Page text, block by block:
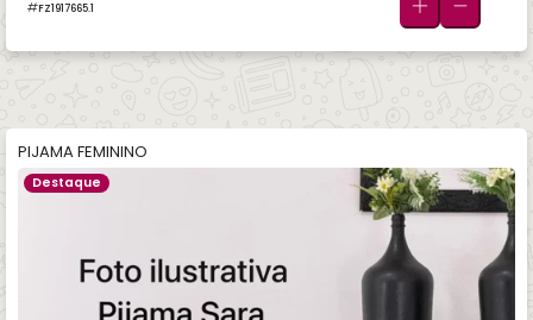
FZ1917665.1
PIJAMA FEMININO
Destaque